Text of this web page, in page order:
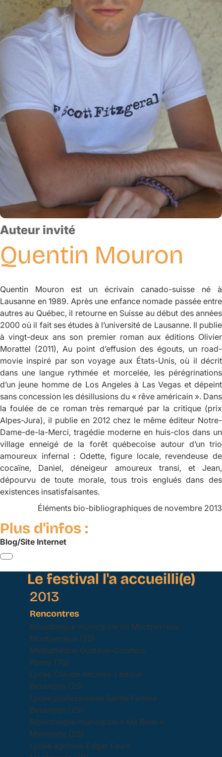
Auteur invité
Quentin Mouron
Quentin Mouron est un écrivain canado-suisse né à
Lausanne en 1989. Après une enfance nomade passée entre
autres au Québec, il retourne en Suisse au début des années
2000 où il fait ses études à l’université de Lausanne. Il publie
à vingt-deux ans son premier roman aux éditions Olivier
Morattel (2011), Au point d’effusion des égouts, un road-
movie inspiré par son voyage aux États-Unis, où il décrit
dans une langue rythmée et morcelée, les pérégrinations
d’un jeune homme de Los Angeles à Las Vegas et dépeint
sans concession les désillusions du « rêve américain ». Dans
la foulée de ce roman très remarqué par la critique (prix
Alpes-Jura), il publie en 2012 chez le même éditeur Notre-
Dame-de-la-Merci, tragédie moderne en huis-clos dans un
village enneigé de la forêt québecoise autour d’un trio
amoureux infernal : Odette, figure locale, revendeuse de
cocaïne, Daniel, déneigeur amoureux transi, et Jean,
dépourvu de toute morale, tous trois englués dans des
existences insatisfaisantes.
Éléments bio-bibliographiques de novembre 2013
Plus d'infos :
Blog/Site Internet
Le festival l'a accueilli(e)
2013
Rencontres
Bibliothèque municipale de Montperreux
Montperreux (25)
Médiathèque Gustave-Courtois
Pusey (70)
Lycée Claude-Nicolas-Ledoux
Besançon (25)
Lycée professionnel Sainte Famille
Besançon (25)
Bibliothèque municipale « Ma Bulle »
Mamirolle (25)
Lycée agricole Edgar Faure